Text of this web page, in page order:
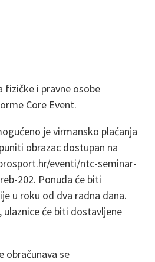
fizičke i pravne osobe
Core Event.
je virmansko plaćanja
obrazac dostupan na
eventi/ntc-seminar-
202. Ponuda će biti
u roku od dva radna dana.
ulaznice će biti dostavljene
obračunava se